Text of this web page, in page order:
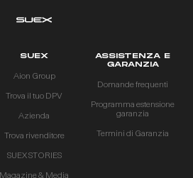
SUEX
Aion Group
Trova il tuo DPV
Azienda
Trova rivenditore
SUEX STORIES
Magazine & Media
ASSISTENZA E
GARANZIA
Domande frequenti
Programma estensione
garanzia
Termini di Garanzia